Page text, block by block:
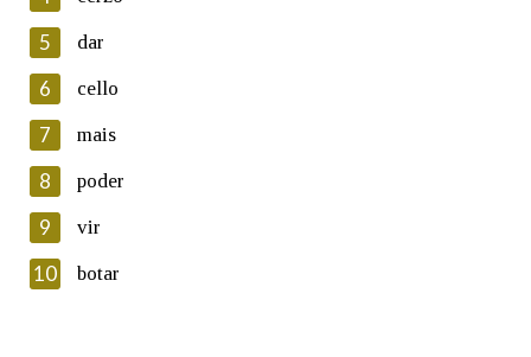
Lin e acepto as condicións da política de
Introduce o código que aparece na imaxe:
Texto de verificación
5 dar
6 cello
7 mais
8 poder
9 vir
10 botar